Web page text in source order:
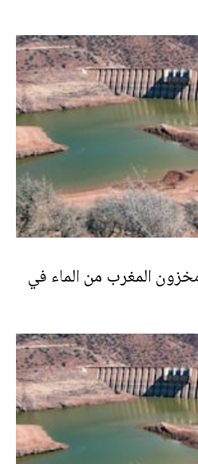
مخزون المغرب من الماء في